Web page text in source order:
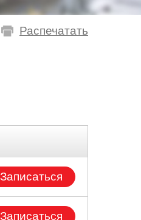
Распечатать
Записаться
Записаться